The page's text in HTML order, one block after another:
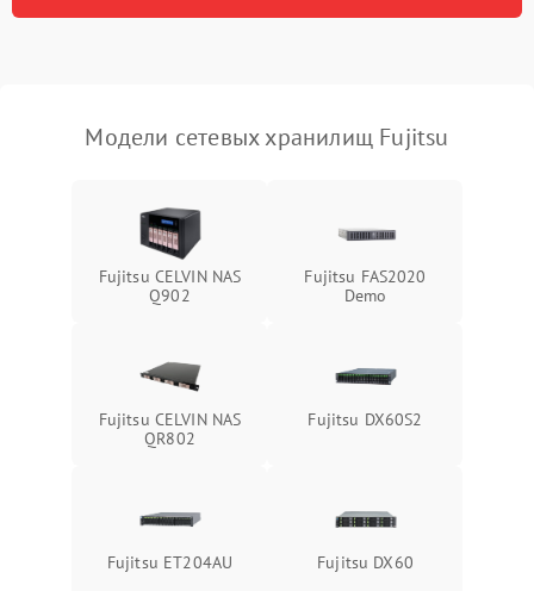
Модели сетевых хранилищ Fujitsu
Fujitsu CELVIN NAS
Q902
Fujitsu FAS2020
Demo
Fujitsu CELVIN NAS
QR802
Fujitsu DX60S2
Fujitsu ET204AU Fujitsu DX60